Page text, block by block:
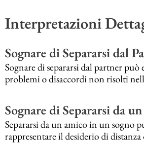
Interpretazioni
Sognare di Separarsi dal
Sognare di separarsi dal partner
problemi o disaccordi non risolti
Sognare di Separarsi da
Separarsi da un amico in un sogno
rappresentare il desiderio di